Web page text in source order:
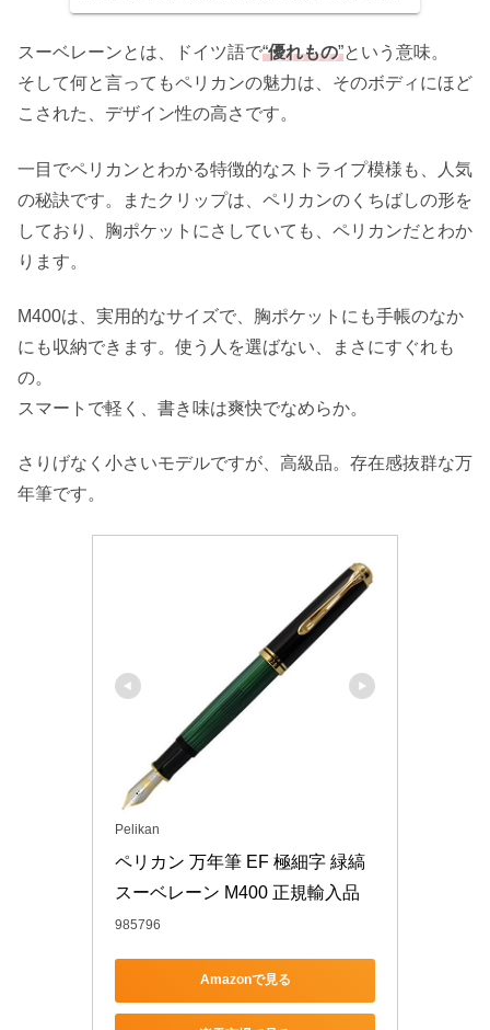
感などを交...
スーベレーンとは、ドイツ語で“優れもの”という意味。
そして何と言ってもペリカンの魅力は、そのボディにほど
こされた、デザイン性の高さです。
一目でペリカンとわかる特徴的なストライプ模様も、人気
の秘訣です。またクリップは、ペリカンのくちばしの形を
しており、胸ポケットにさしていても、ペリカンだとわか
ります。
M400は、実用的なサイズで、胸ポケットにも手帳のなか
にも収納できます。使う人を選ばない、まさにすぐれも
の。
スマートで軽く、書き味は爽快でなめらか。
さりげなく小さいモデルですが、高級品。存在感抜群な万
年筆です。
Pelikan
ペリカン 万年筆 EF 極細字 緑縞
スーベレーン M400 正規輸入品
985796
Amazonで見る